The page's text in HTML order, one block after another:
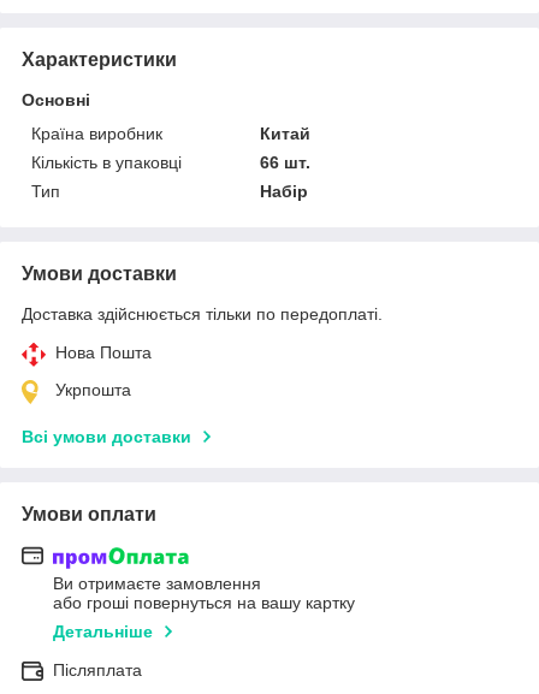
Характеристики
Основні
Країна виробник
Китай
Кількість в упаковці
66 шт.
Тип
Набір
Умови доставки
Доставка здійснюється тільки по передоплаті.
Нова Пошта
Укрпошта
Всі умови доставки
Умови оплати
Ви отримаєте замовлення
або гроші повернуться на вашу картку
Детальніше
Післяплата